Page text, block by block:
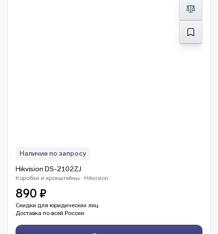
Наличие по запросу
Hikvision DS-2102ZJ
Коробки и кронштейны · Hikvision
890 ₽
Скидки для юридических лиц
Доставка по всей России